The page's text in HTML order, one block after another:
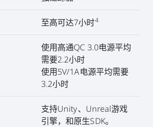
至高可达7小时4
使用高通QC 3.0电源平均
需要2.2小时
使用5V/1A电源平均需要
3.2小时
支持Unity、Unreal游戏
引擎，和原生SDK。